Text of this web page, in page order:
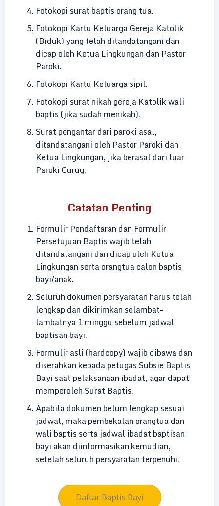
Fotokopi surat baptis orang tua.
Fotokopi Kartu Keluarga Gereja Katolik
(Biduk) yang telah ditandatangani dan
dicap oleh Ketua Lingkungan dan Pastor
Paroki.
Fotokopi Kartu Keluarga sipil.
Fotokopi surat nikah gereja Katolik wali
baptis (jika sudah menikah).
Surat pengantar dari paroki asal,
ditandatangani oleh Pastor Paroki dan
Ketua Lingkungan, jika berasal dari luar
Paroki Curug.
Catatan Penting
Formulir Pendaftaran dan Formulir
Persetujuan Baptis wajib telah
ditandatangani dan dicap oleh Ketua
Lingkungan serta orangtua calon baptis
bayi/anak.
Seluruh dokumen persyaratan harus telah
lengkap dan dikirimkan selambat-
lambatnya 1 minggu sebelum jadwal
baptisan bayi.
Formulir asli (hardcopy) wajib dibawa dan
diserahkan kepada petugas Subsie Baptis
Bayi saat pelaksanaan ibadat, agar dapat
memperoleh Surat Baptis.
Apabila dokumen belum lengkap sesuai
jadwal, maka pembekalan orangtua dan
wali baptis serta jadwal ibadat baptisan
bayi akan diinformasikan kemudian,
setelah seluruh persyaratan terpenuhi.
Daftar Baptis Bayi